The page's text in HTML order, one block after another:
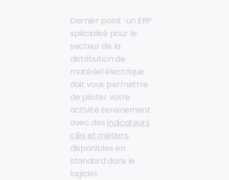
Dernier point : un ERP
spécialisé pour le
secteur de la
distribution de
matériel électrique
doit vous permettre
de piloter votre
activité sereinement
avec des indicateurs
clés et métiers,
disponibles en
standard dans le
logiciel.